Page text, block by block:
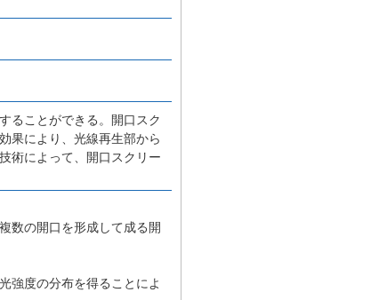
ることができる。開口スク
果により、光線再生部から
術によって、開口スクリー
数の開口を形成して成る開
強度の分布を得ることによ